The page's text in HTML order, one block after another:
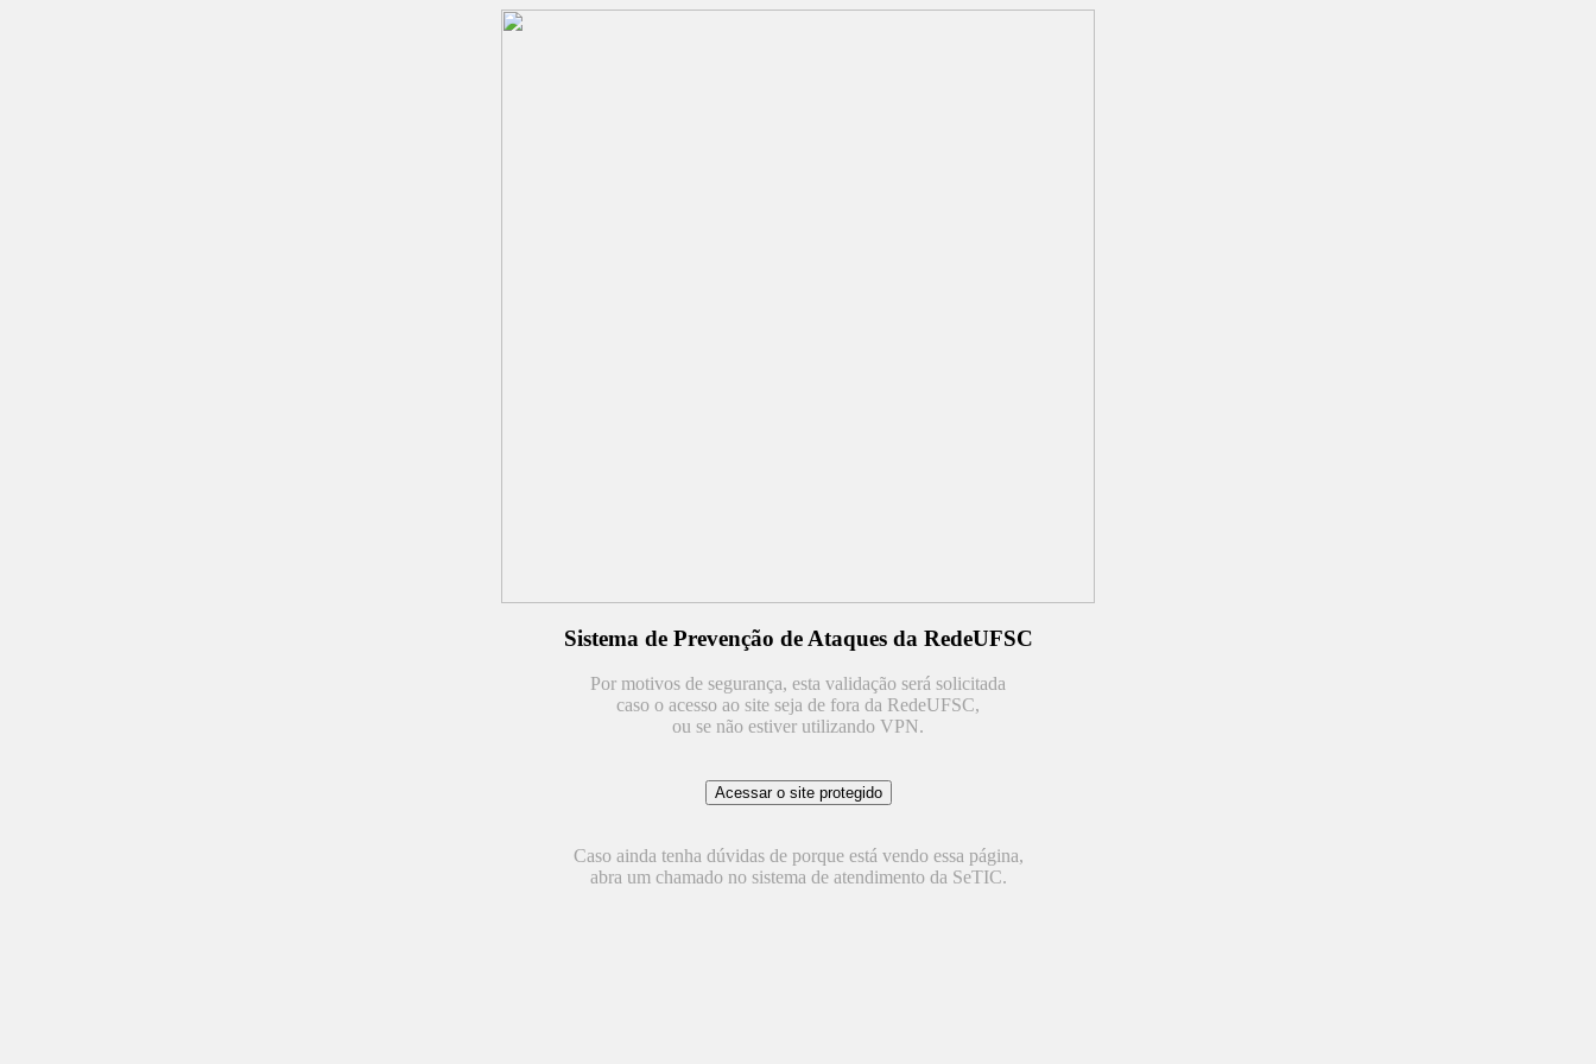
Sistema de Prevenção de Ataques da RedeUFSC
Por motivos de segurança, esta validação será solicitada
caso o acesso ao site seja de fora da RedeUFSC,
ou se não estiver utilizando VPN.
Caso ainda tenha dúvidas de porque está vendo essa página,
abra um chamado no sistema de atendimento da SeTIC.